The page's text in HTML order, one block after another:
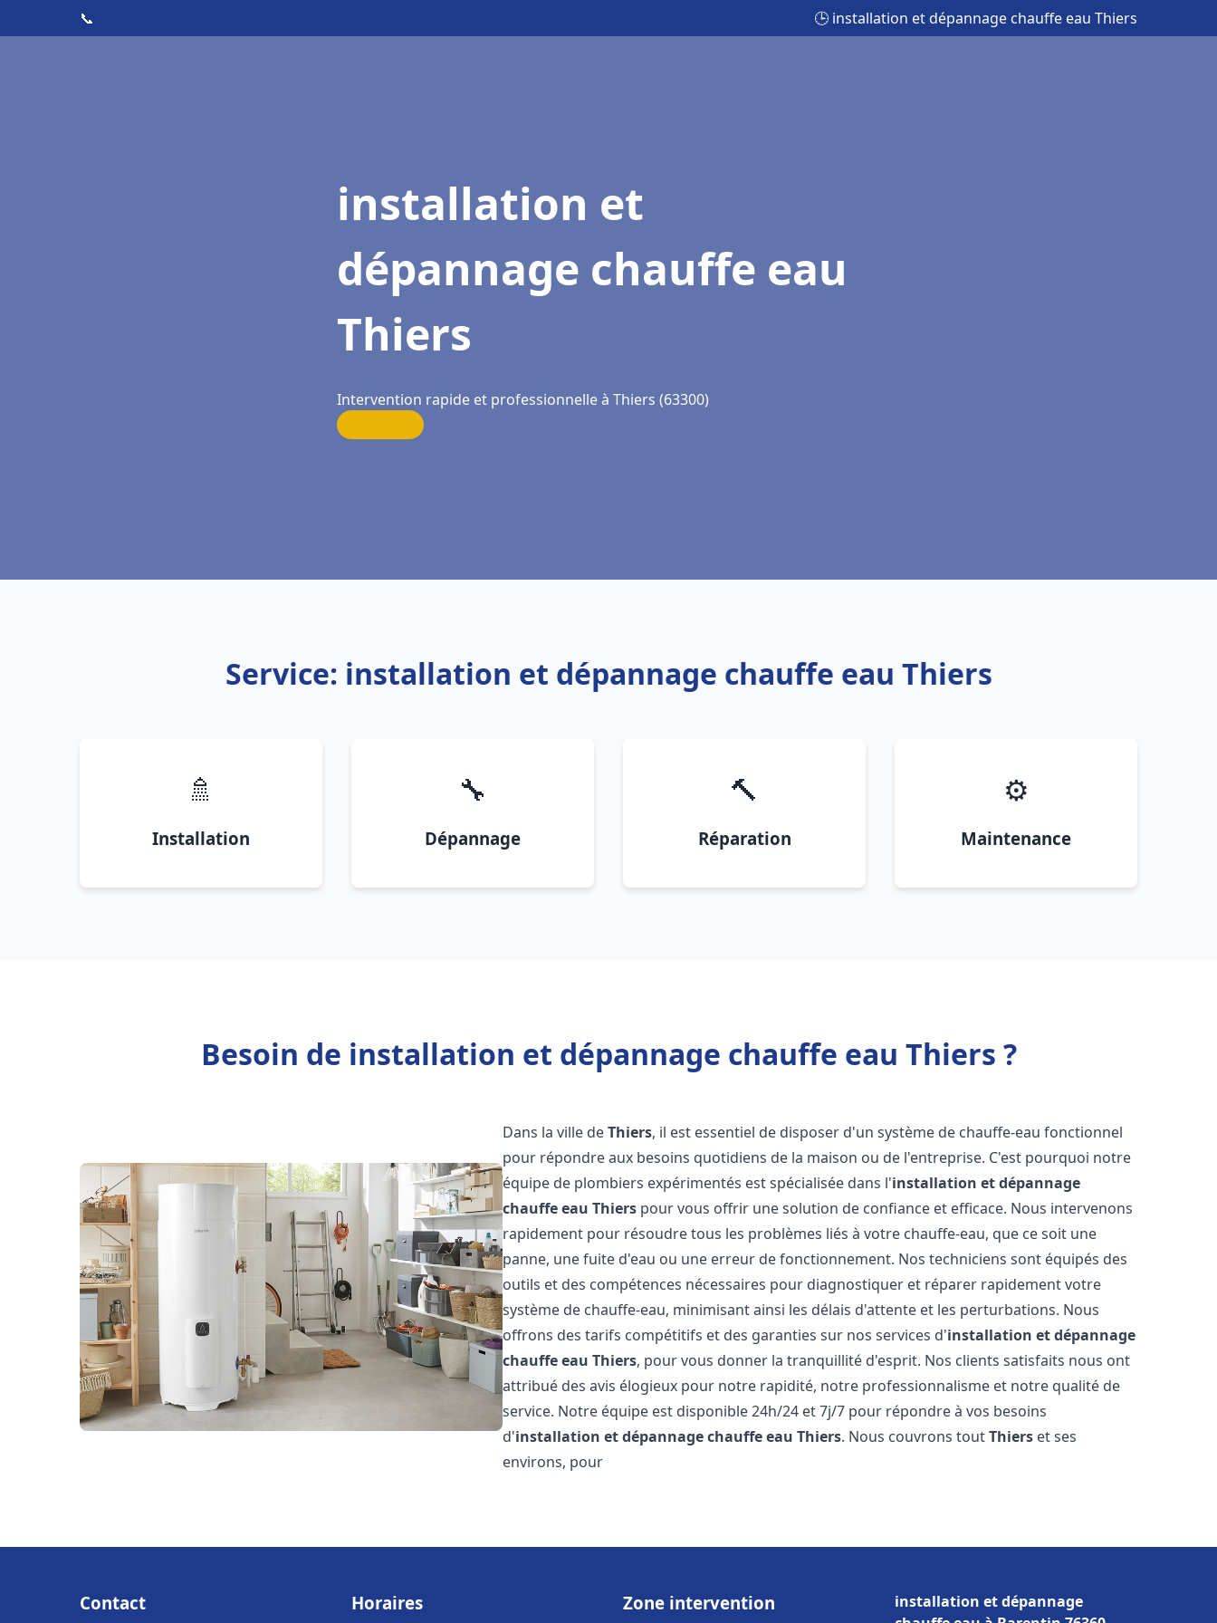
📞 🕒 installation et dépannage chauffe eau Thiers
installation et
dépannage chauffe eau
Thiers
Intervention rapide et professionnelle à Thiers (63300)
Service: installation et dépannage chauffe eau Thiers
🚿
Installation
🔧
Dépannage
🔨
Réparation
⚙️
Maintenance
Besoin de installation et dépannage chauffe eau Thiers ?
Dans la ville deThiers, il est essentiel de disposer d'un système de chauffe-eau fonctionnel
pour répondre aux besoins quotidiens de la maison ou de l'entreprise. C'est pourquoi notre
équipe de plombiers expérimentés est spécialisée dans l'installation et dépannage
chauffe eau Thiers pour vous offrir une solution de confiance et efficace. Nous intervenons
rapidement pour résoudre tous les problèmes liés à votre chauffe-eau, que ce soit une
panne, une fuite d'eau ou une erreur de fonctionnement. Nos techniciens sont équipés des
outils et des compétences nécessaires pour diagnostiquer et réparer rapidement votre
système de chauffe-eau, minimisant ainsi les délais d'attente et les perturbations. Nous
offrons des tarifs compétitifs et des garanties sur nos services d'installation et dépannage
chauffe eau Thiers, pour vous donner la tranquillité d'esprit. Nos clients satisfaits nous ont
attribué des avis élogieux pour notre rapidité, notre professionnalisme et notre qualité de
service. Notre équipe est disponible 24h/24 et 7j/7 pour répondre à vos besoins
d'installation et dépannage chauffe eau Thiers. Nous couvrons toutThiers et ses
environs, pour
Contact Horaires Zone intervention
installation et dépannage